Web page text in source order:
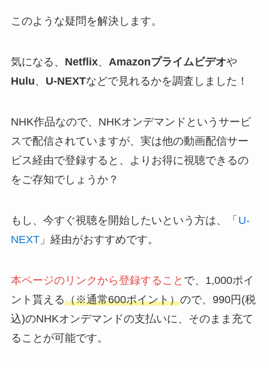
このような疑問を解決します。
気になる、 Netflix、 Amazonプライムビデオや
Hulu、 U-NEXTなどで見れるかを調査しました！
NHK作品なので、NHKオンデマンドというサービ
スで配信されていますが、実は他の動画配信サー
ビス経由で登録すると、よりお得に視聴できるの
をご存知でしょうか？
もし、今すぐ視聴を開始したいという方は、「 U-
NEXT」経由がおすすめです。
本ページのリンクから登録すること で、 1,000ポイ
ント貰える（※通常600ポイント）ので、990円(税
込)のNHKオンデマンドの支払いに、そのまま充て
ることが可能です。